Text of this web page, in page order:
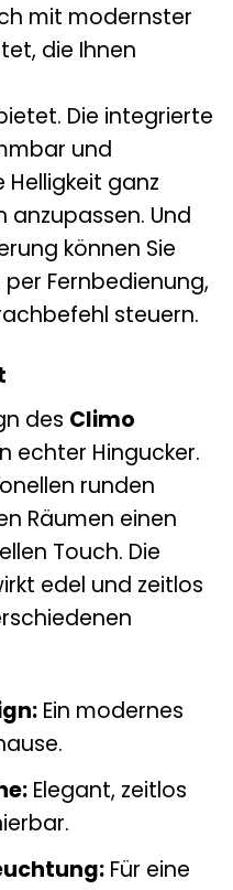
mit modernster
die Ihnen
Die integrierte
und
Helligkeit ganz
anzupassen. Und
können Sie
Fernbedienung,
steuern.
des Climo
echter Hingucker.
runden
Räumen einen
Touch. Die
edel und zeitlos
Ein modernes
Elegant, zeitlos
Für eine